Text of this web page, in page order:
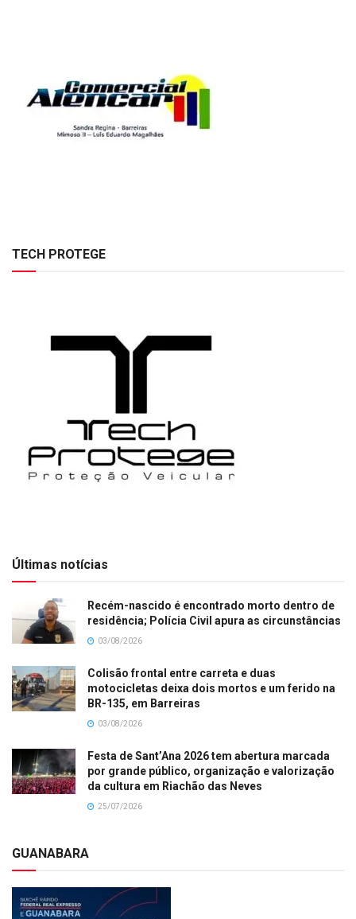
TECH PROTEGE
Últimas notícias
Recém-nascido é encontrado morto dentro de
residência; Polícia Civil apura as circunstâncias
03/08/2026
Colisão frontal entre carreta e duas
motocicletas deixa dois mortos e um ferido na
BR-135, em Barreiras
03/08/2026
Festa de Sant’Ana 2026 tem abertura marcada
por grande público, organização e valorização
da cultura em Riachão das Neves
25/07/2026
GUANABARA